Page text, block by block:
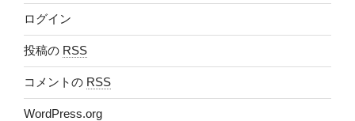
ログイン
投稿の RSS
コメントの RSS
WordPress.org